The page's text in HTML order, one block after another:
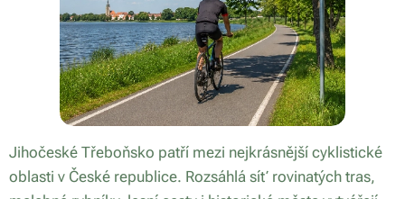
Jihočeské Třeboňsko patří mezi nejkrásnější cyklistické
oblasti v České republice. Rozsáhlá síť rovinatých tras,